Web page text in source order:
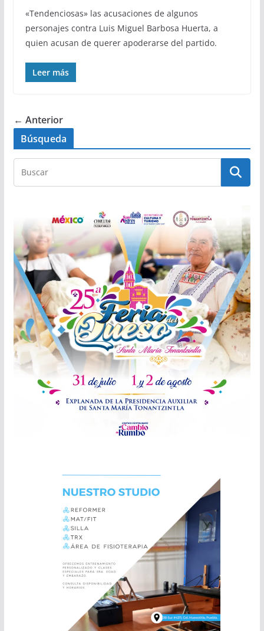
«Tendenciosas» las acusaciones de algunos
personajes contra Luis Miguel Barbosa Huerta, a
quien acusan de querer apoderarse del partido.
Leer más
← Anterior
Búsqueda